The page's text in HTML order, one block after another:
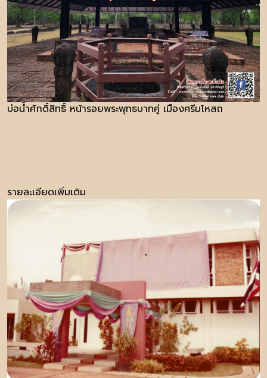
บ่อน้ำศักดิ์สิทธิ์ หน้ารอยพระพุทธบาทคู่ เมืองศรีมโหสถ
รายละเอียดเพิ่มเติม